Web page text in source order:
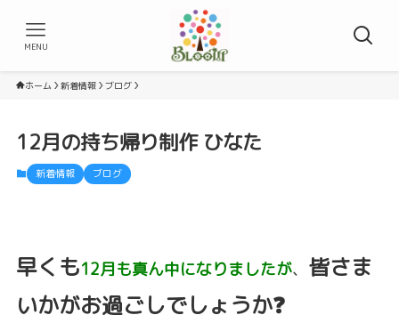
MENU
ホーム 新着情報 ブログ
12月の持ち帰り制作 ひなた
新着情報 ブログ
早くも12月も真ん中になりましたが、 皆さま
いかがお過ごしでしょうか❓